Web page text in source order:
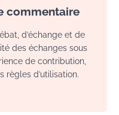
commentaire
d’échange et de
des échanges sous
de contribution,
règles d’utilisation.